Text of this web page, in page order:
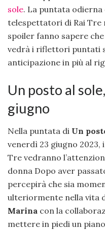
sole. La puntata
telespettatori di Rai Tre
spoiler fanno sapere
vedrà i riflettori puntati
anticipazione in più al
Un posto al
giugno
Nella puntata di Un
venerdì 23 giugno
Tre vedranno
donna Dopo aver
percepirà che sia
ulteriormente nella vita
Marina con la
mettere in piedi un